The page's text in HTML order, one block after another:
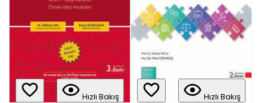
Hızlı Bakış
Hızlı Bakış